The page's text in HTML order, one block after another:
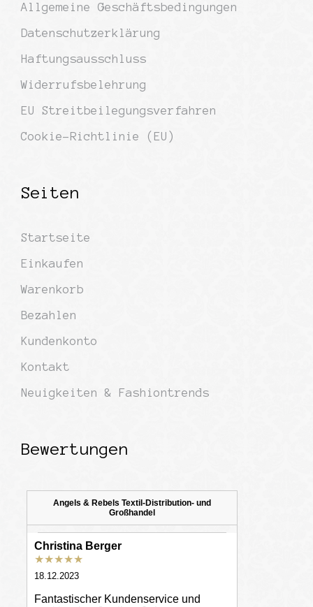
Allgemeine Geschäftsbedingungen
Datenschutzerklärung
Haftungsausschluss
Widerrufsbelehrung
EU Streitbeilegungsverfahren
Cookie-Richtlinie (EU)
Seiten
Startseite
Einkaufen
Warenkorb
Bezahlen
Kundenkonto
Kontakt
Neuigkeiten & Fashiontrends
Bewertungen